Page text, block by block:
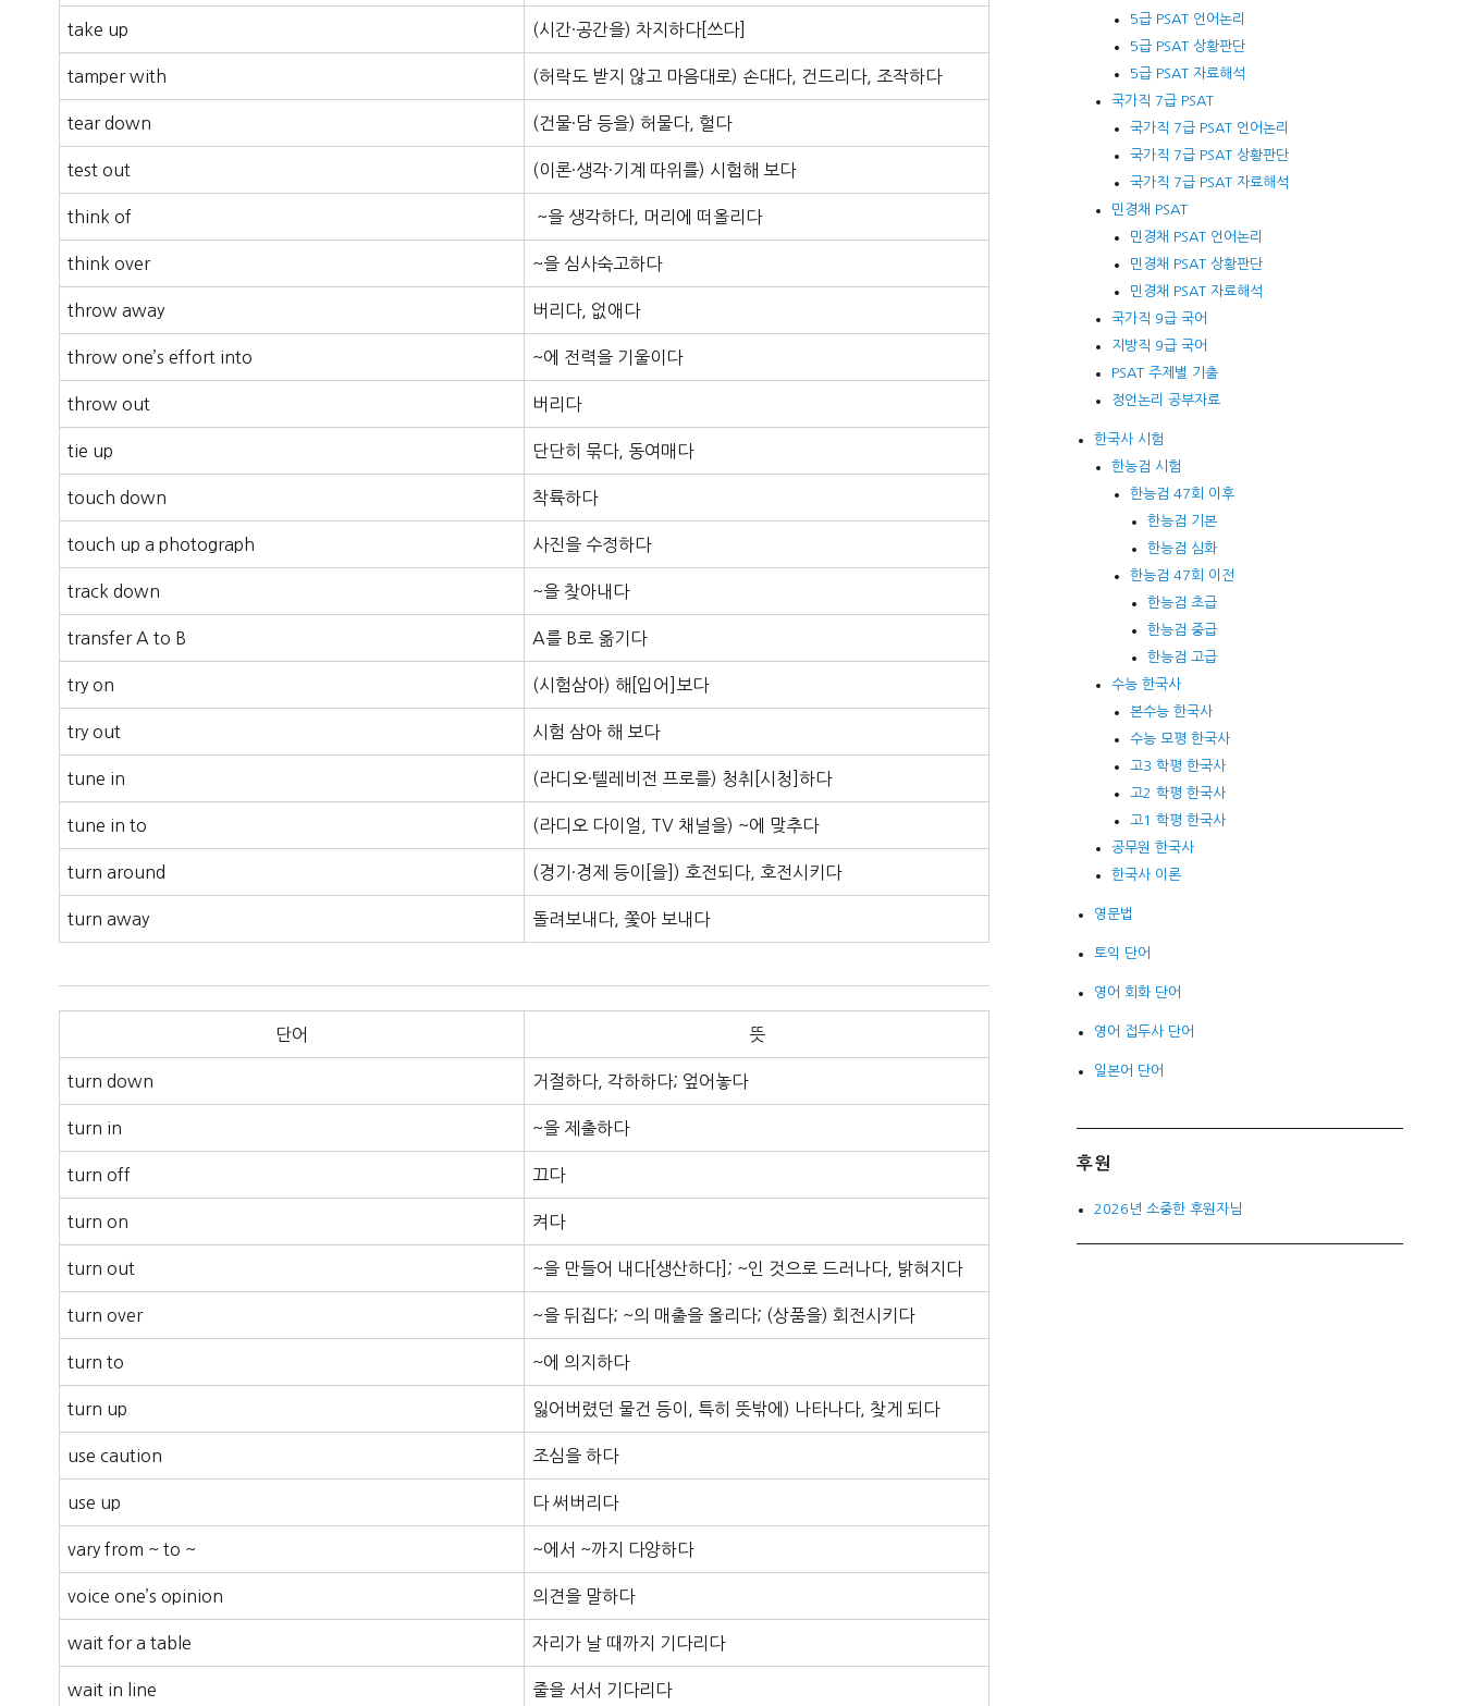
take up (시간·공간을) 차지하다[쓰다]
tamper with (허락도 받지 않고 마음대로) 손대다, 건드리다, 조작하다
tear down (건물·담 등을) 허물다, 헐다
test out (이론·생각·기계 따위를) 시험해 보다
think of ~을 생각하다, 머리에 떠올리다
think over ~을 심사숙고하다
throw away 버리다, 없애다
throw one’s effort into ~에 전력을 기울이다
throw out 버리다
tie up 단단히 묶다, 동여매다
touch down 착륙하다
touch up a photograph 사진을 수정하다
track down ~을 찾아내다
transfer A to B A를 B로 옮기다
try on (시험삼아) 해[입어]보다
try out 시험 삼아 해 보다
tune in (라디오·텔레비전 프로를) 청취[시청]하다
tune in to (라디오 다이얼, TV 채널을) ~에 맞추다
turn around (경기·경제 등이[을]) 호전되다, 호전시키다
turn away 돌려보내다, 쫓아 보내다
단어 뜻
turn down 거절하다, 각하하다; 엎어놓다
turn in ~을 제출하다
turn off 끄다
turn on 켜다
turn out ~을 만들어 내다[생산하다]; ~인 것으로 드러나다, 밝혀지다
turn over ~을 뒤집다; ~의 매출을 올리다; (상품을) 회전시키다
turn to ~에 의지하다
turn up 잃어버렸던 물건 등이, 특히 뜻밖에) 나타나다, 찾게 되다
use caution 조심을 하다
use up 다 써버리다
vary from ~ to ~ ~에서 ~까지 다양하다
voice one’s opinion 의견을 말하다
wait for a table 자리가 날 때까지 기다리다
wait in line 줄을 서서 기다리다
5급 PSAT 언어논리
5급 PSAT 상황판단
5급 PSAT 자료해석
국가직 7급 PSAT
국가직 7급 PSAT 언어논리
국가직 7급 PSAT 상황판단
국가직 7급 PSAT 자료해석
민경채 PSAT
민경채 PSAT 언어논리
민경채 PSAT 상황판단
민경채 PSAT 자료해석
국가직 9급 국어
지방직 9급 국어
PSAT 주제별 기출
정언논리 공부자료
한국사 시험
한능검 시험
한능검 47회 이후
한능검 기본
한능검 심화
한능검 47회 이전
한능검 초급
한능검 중급
한능검 고급
수능 한국사
본수능 한국사
수능 모평 한국사
고3 학평 한국사
고2 학평 한국사
고1 학평 한국사
공무원 한국사
한국사 이론
영문법
토익 단어
영어 회화 단어
영어 접두사 단어
일본어 단어
후원
2026년 소중한 후원자님